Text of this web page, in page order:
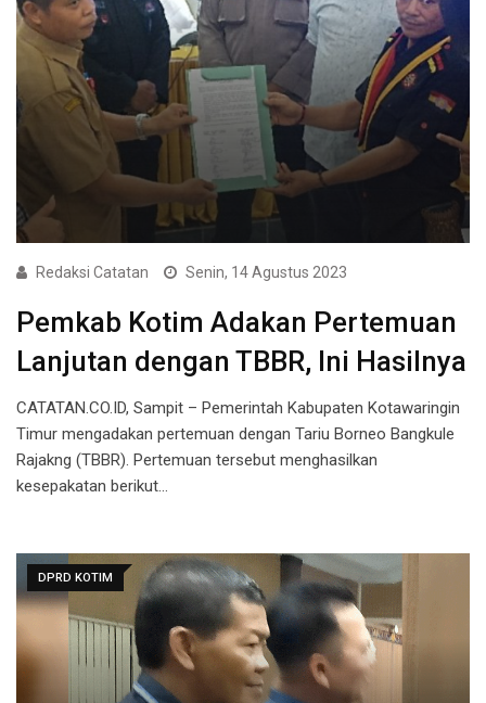
Redaksi Catatan Senin, 14 Agustus 2023
Pemkab Kotim Adakan Pertemuan
Lanjutan dengan TBBR, Ini Hasilnya
CATATAN.CO.ID, Sampit – Pemerintah Kabupaten Kotawaringin
Timur mengadakan pertemuan dengan Tariu Borneo Bangkule
Rajakng (TBBR). Pertemuan tersebut menghasilkan
kesepakatan berikut…
DPRD KOTIM